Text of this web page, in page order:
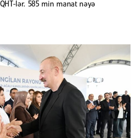
lər. 585 min manat nəyə